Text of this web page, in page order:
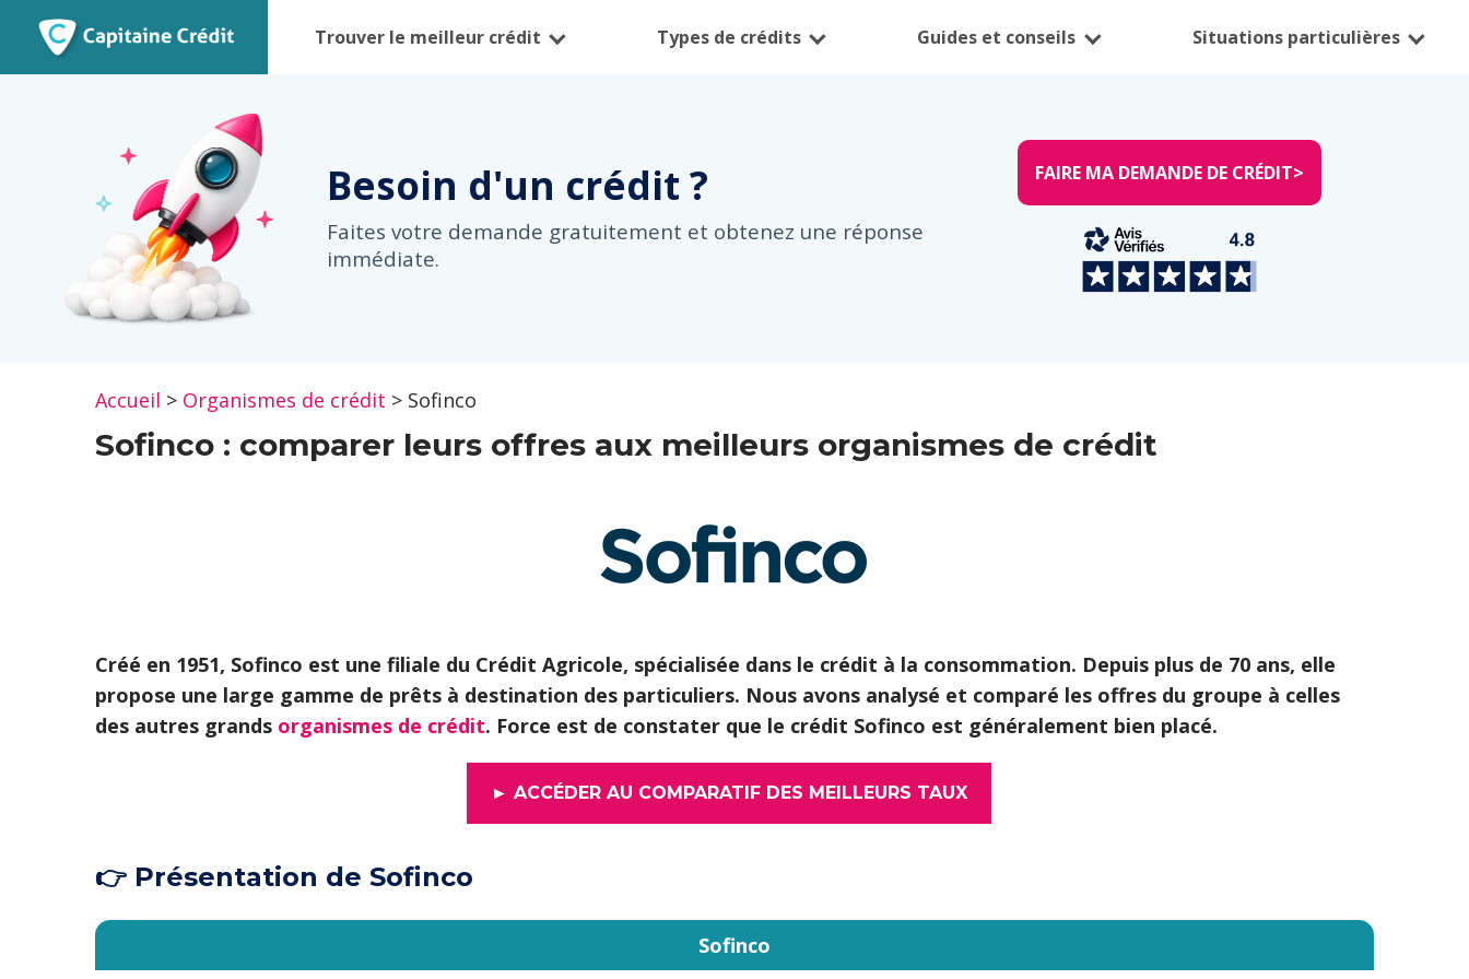
Trouver le meilleur crédit Types de crédits Guides et conseils Situations particulières
Besoin d'un crédit ?
Faites votre demande gratuitement et obtenez une réponse
immédiate.
FAIRE MA DEMANDE DE CRÉDIT>
Accueil > Organismes de crédit > Sofinco
Sofinco : comparer leurs offres aux meilleurs organismes de crédit
Créé en 1951, Sofinco est une filiale du Crédit Agricole, spécialisée dans le crédit à la consommation. Depuis plus de 70 ans, elle
propose une large gamme de prêts à destination des particuliers. Nous avons analysé et comparé les offres du groupe à celles
des autres grands organismes de crédit. Force est de constater que le crédit Sofinco est généralement bien placé.
► ACCÉDER AU COMPARATIF DES MEILLEURS TAUX
👉 Présentation de Sofinco
Sofinco